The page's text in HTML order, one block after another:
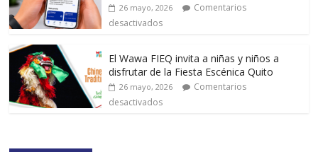
26 mayo, 2026
Comentarios
desactivados
El Wawa FIEQ invita a niñas y niños a
disfrutar de la Fiesta Escénica Quito
26 mayo, 2026
Comentarios
desactivados